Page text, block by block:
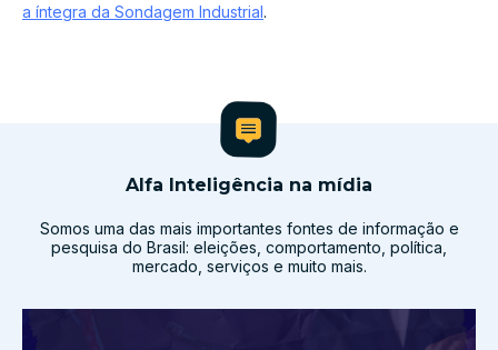
a íntegra da Sondagem Industrial.
Alfa Inteligência na mídia
Somos uma das mais importantes fontes de informação e
pesquisa do Brasil: eleições, comportamento, política,
mercado, serviços e muito mais.